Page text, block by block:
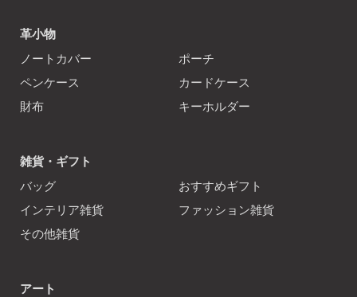
革小物
ノートカバー
ポーチ
ペンケース
カードケース
財布
キーホルダー
雑貨・ギフト
バッグ
おすすめギフト
インテリア雑貨
ファッション雑貨
その他雑貨
アート